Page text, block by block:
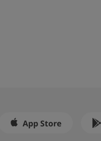
App Store